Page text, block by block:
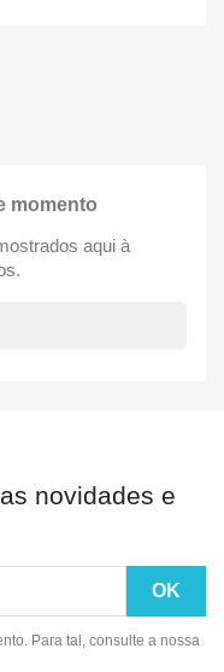
momento
aqui à
novidades e
Para tal, consulte a nossa